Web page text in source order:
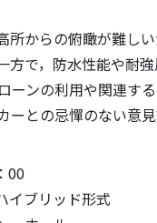
所からの俯瞰が難し
で，防水性能や耐
ーンの利用や関連す
との忌憚のない意見
00
ブリッド形式